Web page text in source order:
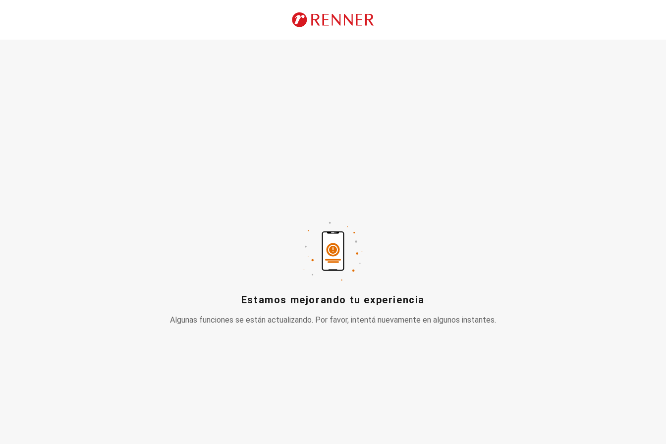
Estamos mejorando tu experiencia
Algunas funciones se están actualizando. Por favor, intentá nuevamente en algunos instantes.